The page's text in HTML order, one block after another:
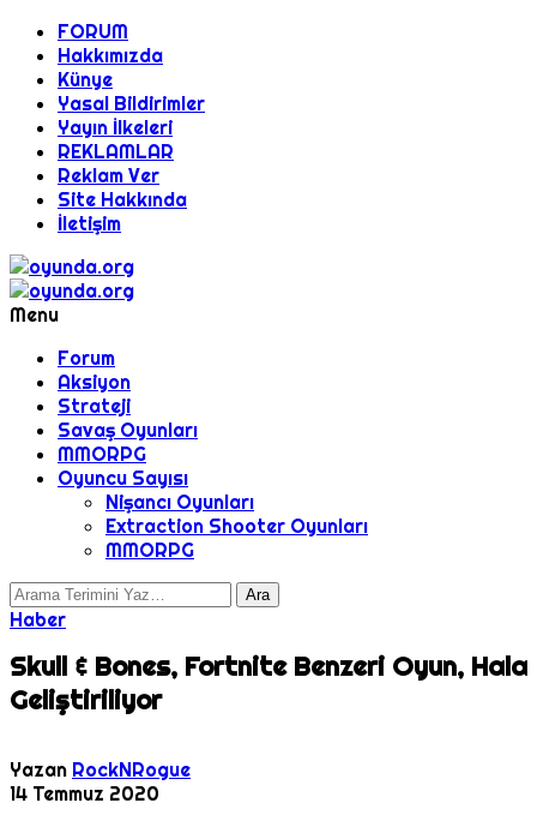
FORUM
Hakkımızda
Künye
Yasal Bildirimler
Yayın İlkeleri
REKLAMLAR
Reklam Ver
Site Hakkında
İletişim
Menu
Forum
Aksiyon
Strateji
Savaş Oyunları
MMORPG
Oyuncu Sayısı
Nişancı Oyunları
Extraction Shooter Oyunları
MMORPG
Haber
Skull & Bones, Fortnite Benzeri Oyun, Hala
Geliştiriliyor
Yazan RockNRogue
14 Temmuz 2020